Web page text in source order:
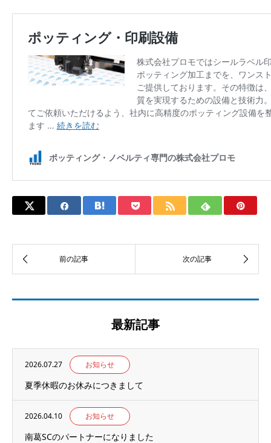
最新記事
2026.07.27 お知らせ
夏季休暇のお休みにつきまして
2026.04.10 お知らせ
南葛SCのパートナーになりました